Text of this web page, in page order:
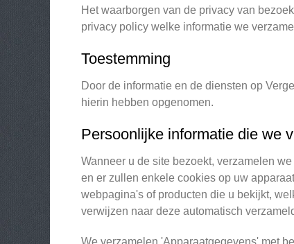
Het waarborgen van de privacy van
privacy policy welke informatie we
Toestemming
Door de informatie en de diensten op
hierin hebben opgenomen.
Persoonlijke informatie die we
Wanneer u de site bezoekt, verzamelen
en er zullen enkele cookies op uw
webpagina's of producten die u bekijkt,
verwijzen naar deze automatisch
We verzamelen 'Apparaatgegevens' met